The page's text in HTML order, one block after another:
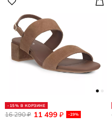
-15% В КОРЗИНЕ
11 499 ₽ -29%
16 290₽